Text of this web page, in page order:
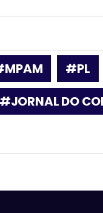
#PL
#JORNAL DO